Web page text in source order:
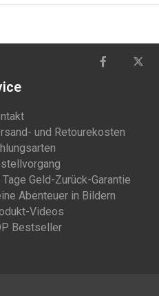
und Retourekosten
Geld-Zurück-Garantie
Abenteuer in Bildern
Videos
Bestseller